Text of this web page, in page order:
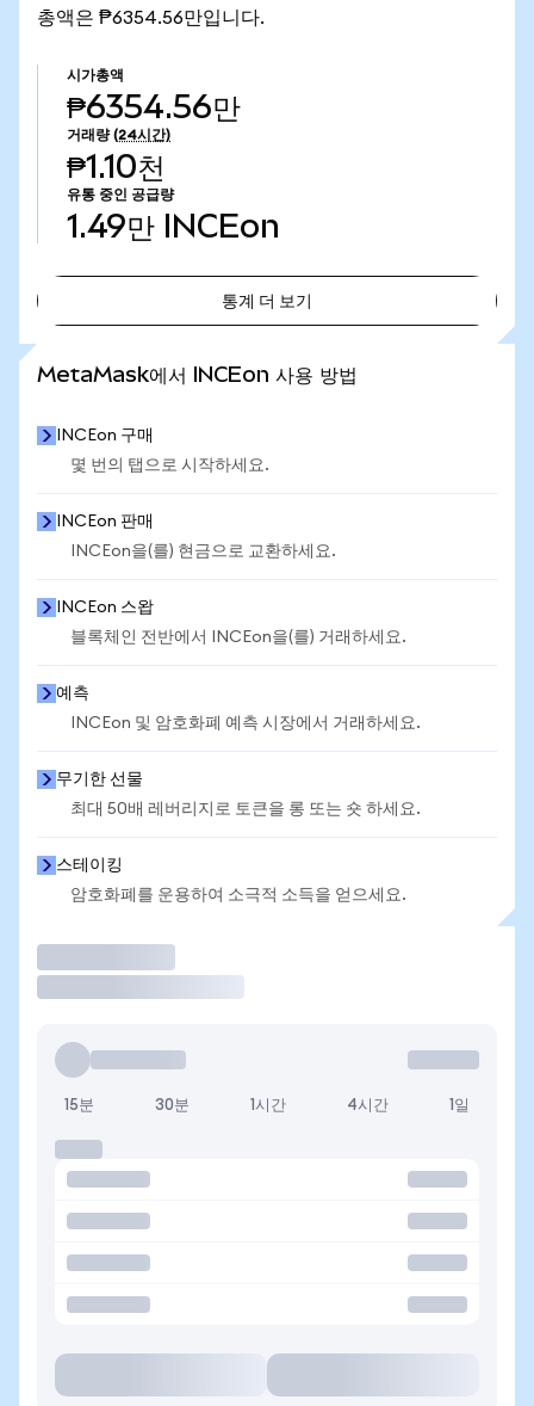
총액은 ₱6354.56만입니다.
시가총액
₱6354.56만
거래량 (24시간)
₱1.10천
유통 중인 공급량
1.49만 INCEon
통계 더 보기
MetaMask에서 INCEon 사용 방법
INCEon 구매
몇 번의 탭으로 시작하세요.
INCEon 판매
INCEon을(를) 현금으로 교환하세요.
INCEon 스왑
블록체인 전반에서 INCEon을(를) 거래하세요.
예측
INCEon 및 암호화폐 예측 시장에서 거래하세요.
무기한 선물
최대 50배 레버리지로 토큰을 롱 또는 숏 하세요.
스테이킹
암호화폐를 운용하여 소극적 소득을 얻으세요.
15분 30분 1시간 4시간 1일